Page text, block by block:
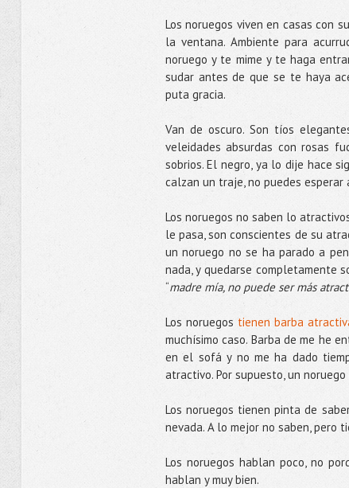
Los noruegos viven en casas con
la ventana. Ambiente para
noruego y te mime y te haga
sudar antes de que se te haya
puta gracia.
Van de oscuro. Son tíos
veleidades absurdas con rosas
sobrios. El negro, ya lo dije hace
calzan un traje, no puedes esperar
Los noruegos no saben lo
le pasa, son conscientes de su
un noruego no se ha parado a
nada, y quedarse completamente
“madre mía, no puede ser más
Los noruegos tienen barba
muchísimo caso. Barba de me he
en el sofá y no me ha dado
atractivo. Por supuesto, un
Los noruegos tienen pinta de
nevada. A lo mejor no saben, pero
Los noruegos hablan poco, no
hablan y muy bien.